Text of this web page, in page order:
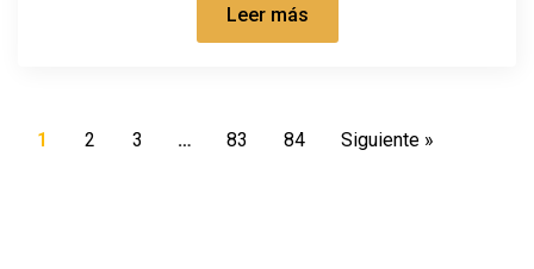
Leer más
1 2 3 … 83 84 Siguiente »